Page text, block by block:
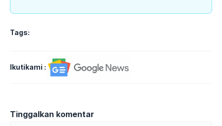
Tags:
Ikutikami :
Tinggalkan komentar